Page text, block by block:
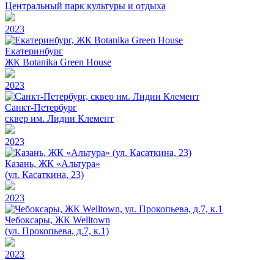
Центральный парк культуры и отдыха
2023
Екатеринбург
ЖК Botanika Green House
2023
Санкт-Петербург
сквер им. Лидии Клемент
2023
Казань, ЖК «Альтура»
(ул. Касаткина, 23)
2023
Чебоксары, ЖК Welltown
(ул. Прокопьева, д.7, к.1)
2023